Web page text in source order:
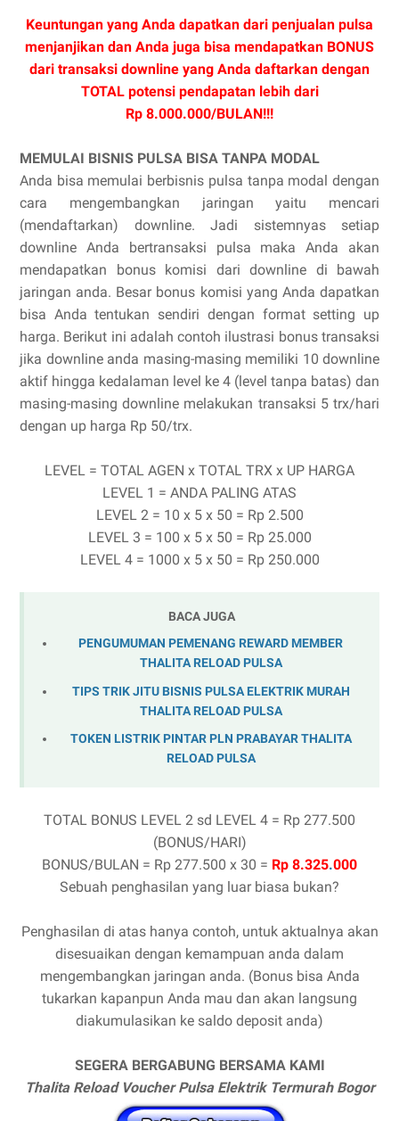
Keuntungan yang Anda dapatkan dari penjualan pulsa
menjanjikan dan Anda juga bisa mendapatkan BONUS
dari transaksi downline yang Anda daftarkan dengan
TOTAL potensi pendapatan lebih dari
Rp 8.000.000/BULAN!!!
MEMULAI BISNIS PULSA BISA TANPA MODAL
Anda bisa memulai berbisnis pulsa tanpa modal dengan
cara mengembangkan jaringan yaitu mencari
(mendaftarkan) downline. Jadi sistemnyas setiap
downline Anda bertransaksi pulsa maka Anda akan
mendapatkan bonus komisi dari downline di bawah
jaringan anda. Besar bonus komisi yang Anda dapatkan
bisa Anda tentukan sendiri dengan format setting up
harga. Berikut ini adalah contoh ilustrasi bonus transaksi
jika downline anda masing-masing memiliki 10 downline
aktif hingga kedalaman level ke 4 (level tanpa batas) dan
masing-masing downline melakukan transaksi 5 trx/hari
dengan up harga Rp 50/trx.
LEVEL = TOTAL AGEN x TOTAL TRX x UP HARGA
LEVEL 1 = ANDA PALING ATAS
LEVEL 2 = 10 x 5 x 50 = Rp 2.500
LEVEL 3 = 100 x 5 x 50 = Rp 25.000
LEVEL 4 = 1000 x 5 x 50 = Rp 250.000
BACA JUGA
PENGUMUMAN PEMENANG REWARD MEMBER
THALITA RELOAD PULSA
TIPS TRIK JITU BISNIS PULSA ELEKTRIK MURAH
THALITA RELOAD PULSA
TOKEN LISTRIK PINTAR PLN PRABAYAR THALITA
RELOAD PULSA
TOTAL BONUS LEVEL 2 sd LEVEL 4 = Rp 277.500
(BONUS/HARI)
BONUS/BULAN = Rp 277.500 x 30 = Rp 8.325.000
Sebuah penghasilan yang luar biasa bukan?
Penghasilan di atas hanya contoh, untuk aktualnya akan
disesuaikan dengan kemampuan anda dalam
mengembangkan jaringan anda. (Bonus bisa Anda
tukarkan kapanpun Anda mau dan akan langsung
diakumulasikan ke saldo deposit anda)
SEGERA BERGABUNG BERSAMA KAMI
Thalita Reload Voucher Pulsa Elektrik Termurah Bogor